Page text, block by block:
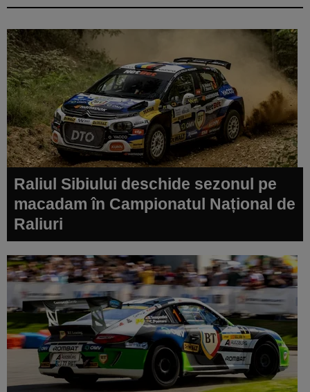
Raliul Sibiului deschide sezonul pe
macadam în Campionatul Național de
Raliuri